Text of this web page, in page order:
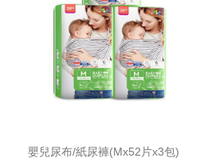
嬰兒尿布/紙尿褲(Mx52片x3包)